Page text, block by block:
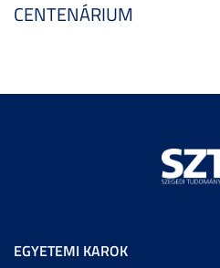
CENTENÁRIUM
EGYETEMI KAROK